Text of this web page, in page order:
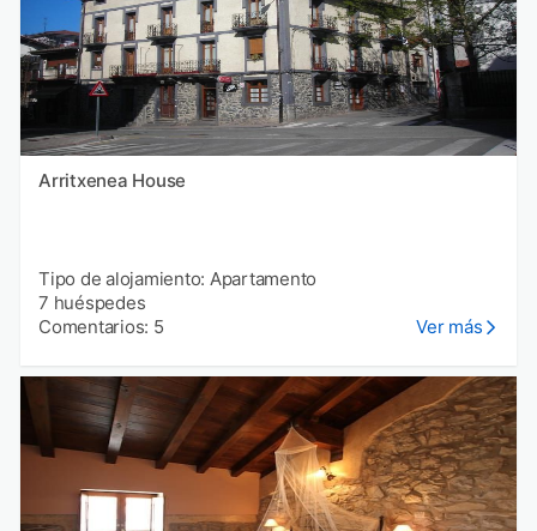
Arritxenea House
Tipo de alojamiento: Apartamento
7 huéspedes
Comentarios: 5
Ver más